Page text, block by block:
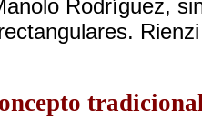
Rodríguez,